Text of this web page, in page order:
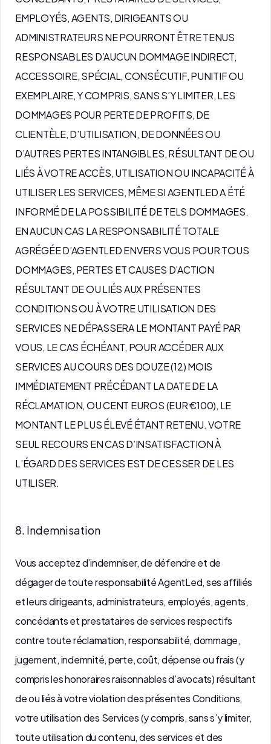
EMPLOYÉS, AGENTS, DIRIGEANTS OU
ADMINISTRATEURS NE POURRONT ÊTRE TENUS
RESPONSABLES D’AUCUN DOMMAGE INDIRECT,
ACCESSOIRE, SPÉCIAL, CONSÉCUTIF, PUNITIF OU
EXEMPLAIRE, Y COMPRIS, SANS S’Y LIMITER, LES
DOMMAGES POUR PERTE DE PROFITS, DE
CLIENTÈLE, D’UTILISATION, DE DONNÉES OU
D’AUTRES PERTES INTANGIBLES, RÉSULTANT DE OU
LIÉS À VOTRE ACCÈS, UTILISATION OU INCAPACITÉ À
UTILISER LES SERVICES, MÊME SI AGENTLED A ÉTÉ
INFORMÉ DE LA POSSIBILITÉ DE TELS DOMMAGES.
EN AUCUN CAS LA RESPONSABILITÉ TOTALE
AGRÉGÉE D’AGENTLED ENVERS VOUS POUR TOUS
DOMMAGES, PERTES ET CAUSES D’ACTION
RÉSULTANT DE OU LIÉS AUX PRÉSENTES
CONDITIONS OU À VOTRE UTILISATION DES
SERVICES NE DÉPASSERA LE MONTANT PAYÉ PAR
VOUS, LE CAS ÉCHÉANT, POUR ACCÉDER AUX
SERVICES AU COURS DES DOUZE (12) MOIS
IMMÉDIATEMENT PRÉCÉDANT LA DATE DE LA
RÉCLAMATION, OU CENT EUROS (EUR €100), LE
MONTANT LE PLUS ÉLEVÉ ÉTANT RETENU. VOTRE
SEUL RECOURS EN CAS D’INSATISFACTION À
L’ÉGARD DES SERVICES EST DE CESSER DE LES
UTILISER.
8. Indemnisation
Vous acceptez d’indemniser, de défendre et de
dégager de toute responsabilité AgentLed, ses affiliés
et leurs dirigeants, administrateurs, employés, agents,
concédants et prestataires de services respectifs
contre toute réclamation, responsabilité, dommage,
jugement, indemnité, perte, coût, dépense ou frais (y
compris les honoraires raisonnables d’avocats) résultant
de ou liés à votre violation des présentes Conditions,
votre utilisation des Services (y compris, sans s’y limiter,
toute utilisation du contenu, des services et des